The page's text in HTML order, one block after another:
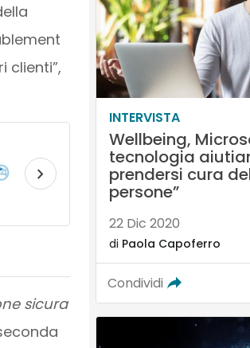
clienti”,
sicura
INTERVISTA
Wellbeing,
tecnologia
prendersi cura
persone”
22 Dic 2020
di Paola Capoferro
Condividi